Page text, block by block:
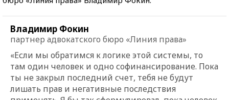
Владимир Фокин
партнер адвокатского бюро «Линия права»
«Если мы обратимся к логике этой системы, то
там один человек и одно софинансирование. Пока
ты не закрыл последний счет, тебя не будут
лишать прав и негативные последствия